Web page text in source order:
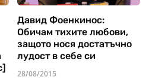
Давид Фоенкинос:
Обичам тихите любови,
защото нося достатъчно
лудост в себе си
28/08/2015